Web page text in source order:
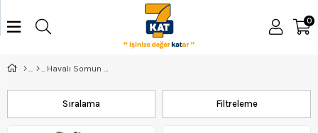
0
Filtreleme
Sıralama